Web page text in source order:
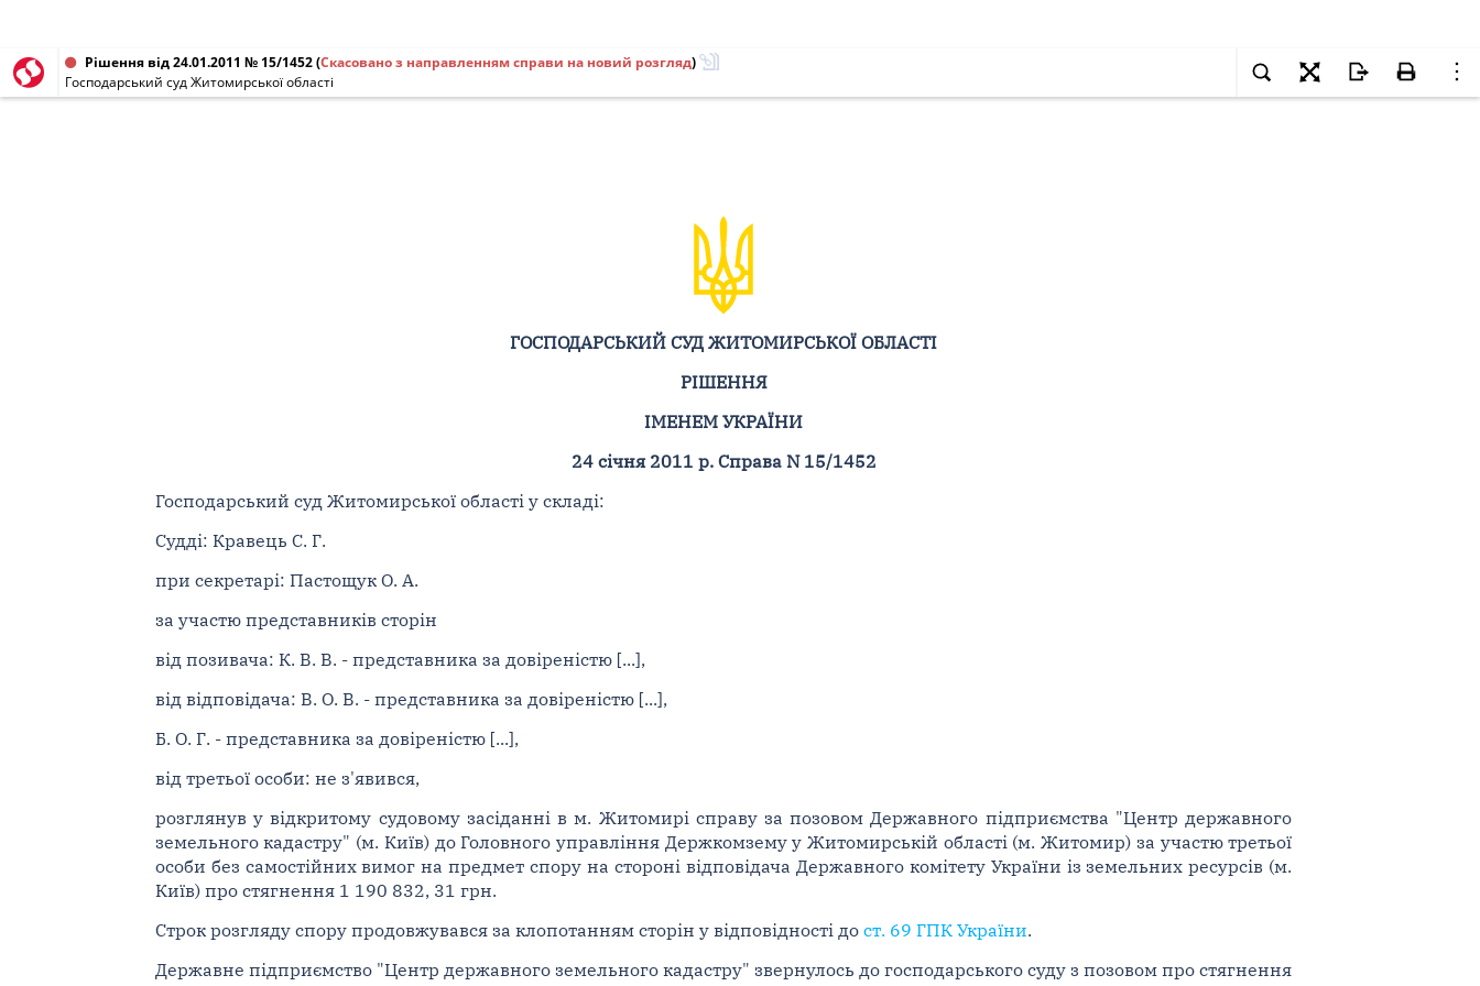
Рішення від 24.01.2011 № 15/1452(Скасовано з направленням справи на новий розгляд)
Господарський суд Житомирської області
ГОСПОДАРСЬКИЙ СУД ЖИТОМИРСЬКОЇ ОБЛАСТІ
РІШЕННЯ
ІМЕНЕМ УКРАЇНИ
24 січня 2011 р. Справа N 15/1452
Господарський суд Житомирської області у складі:
Судді: Кравець С. Г.
при секретарі: Пастощук О. А.
за участю представників сторін
від позивача: К. В. В. - представника за довіреністю [...],
від відповідача: В. О. В. - представника за довіреністю [...],
Б. О. Г. - представника за довіреністю [...],
від третьої особи: не з'явився,
розглянув у відкритому судовому засіданні в м. Житомирі справу за позовом Державного підприємства "Центр державного
земельного кадастру" (м. Київ) до Головного управління Держкомзему у Житомирській області (м. Житомир) за участю третьої
особи без самостійних вимог на предмет спору на стороні відповідача Державного комітету України із земельних ресурсів (м.
Київ) про стягнення 1 190 832, 31 грн.
Строк розгляду спору продовжувався за клопотанням сторін у відповідності до ст. 69 ГПК України.
Державне підприємство "Центр державного земельного кадастру" звернулось до господарського суду з позовом про стягнення